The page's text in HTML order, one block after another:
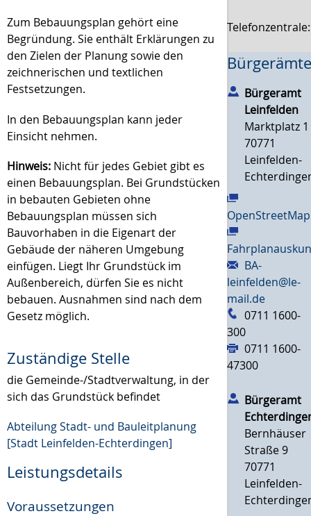
Zum Bebauungsplan gehört eine
Begründung. Sie enthält Erklärungen zu
den Zielen der Planung sowie den
zeichnerischen und textlichen
Festsetzungen.
In den Bebauungsplan kann jeder
Einsicht nehmen.
Hinweis: Nicht für jedes Gebiet gibt es
einen Bebauungsplan. Bei Grundstücken
in bebauten Gebieten ohne
Bebauungsplan müssen sich
Bauvorhaben in die Eigenart der
Gebäude der näheren Umgebung
einfügen. Liegt Ihr Grundstück im
Außenbereich, dürfen Sie es nicht
bebauen. Ausnahmen sind nach dem
Gesetz möglich.
Zuständige Stelle
die Gemeinde-/Stadtverwaltung, in der
sich das Grundstück befindet
Abteilung Stadt- und Bauleitplanung
[Stadt Leinfelden-Echterdingen]
Leistungsdetails
Voraussetzungen
Bürgeramt
Leinfelden
Marktplatz 1
70771
Leinfelden-
OpenStreetMap
BA-
leinfelden@le-
mail.de
0711 1600-
300
0711 1600-
47300
Bürgeramt
Bernhäuser
Straße 9
70771
Leinfelden-